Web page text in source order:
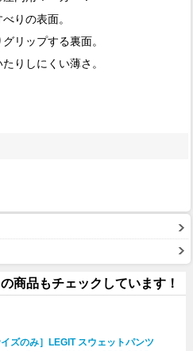
りの表面。
リップする裏面。
りしにくい薄さ。
商品もチェックしています！
イズのみ］LEGIT スウェットパンツ